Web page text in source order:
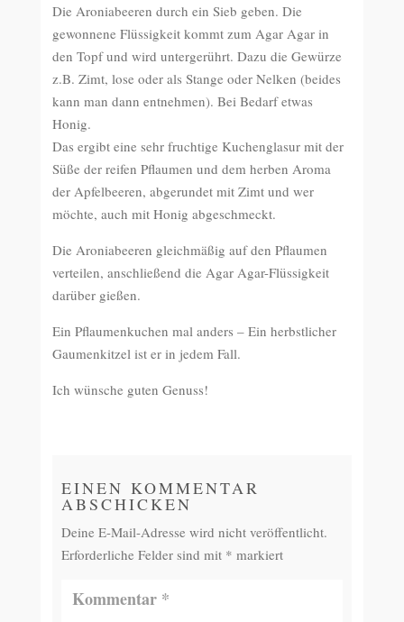
Die Aroniabeeren durch ein Sieb geben. Die
gewonnene Flüssigkeit kommt zum Agar Agar in
den Topf und wird untergerührt. Dazu die Gewürze
z.B. Zimt, lose oder als Stange oder Nelken (beides
kann man dann entnehmen). Bei Bedarf etwas
Honig.
Das ergibt eine sehr fruchtige Kuchenglasur mit der
Süße der reifen Pflaumen und dem herben Aroma
der Apfelbeeren, abgerundet mit Zimt und wer
möchte, auch mit Honig abgeschmeckt.
Die Aroniabeeren gleichmäßig auf den Pflaumen
verteilen, anschließend die Agar Agar-Flüssigkeit
darüber gießen.
Ein Pflaumenkuchen mal anders – Ein herbstlicher
Gaumenkitzel ist er in jedem Fall.
Ich wünsche guten Genuss!
EINEN KOMMENTAR
ABSCHICKEN
Deine E-Mail-Adresse wird nicht veröffentlicht.
Erforderliche Felder sind mit * markiert